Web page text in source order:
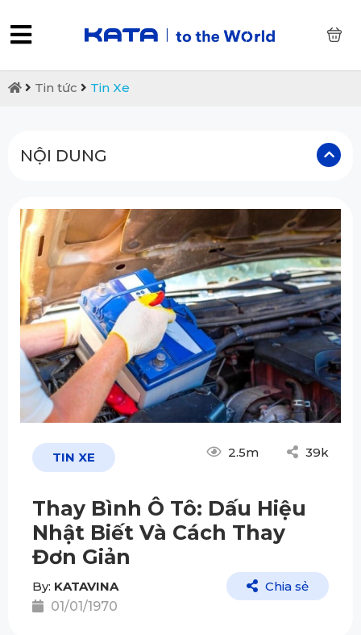
Tin tức Tin Xe
NỘI DUNG
TIN XE 2.5m 39k
Thay Bình Ô Tô: Dấu Hiệu
Nhật Biết Và Cách Thay
Đơn Giản
By: KATAVINA
01/01/1970
Chia sẻ